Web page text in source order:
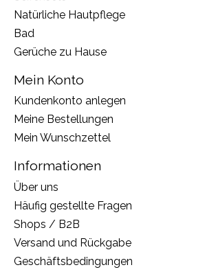
Natürliche Hautpflege
Bad
Gerüche zu Hause
Mein Konto
Kundenkonto anlegen
Meine Bestellungen
Mein Wunschzettel
Informationen
Über uns
Häufig gestellte Fragen
Shops / B2B
Versand und Rückgabe
Geschäftsbedingungen